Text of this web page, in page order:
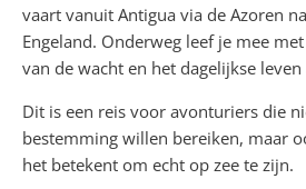
vaart vanuit Antigua via de Azoren
Engeland. Onderweg leef je mee
van de wacht en het dagelijkse
Dit is een reis voor avonturiers die
bestemming willen bereiken, maar
het betekent om echt op zee te zijn.